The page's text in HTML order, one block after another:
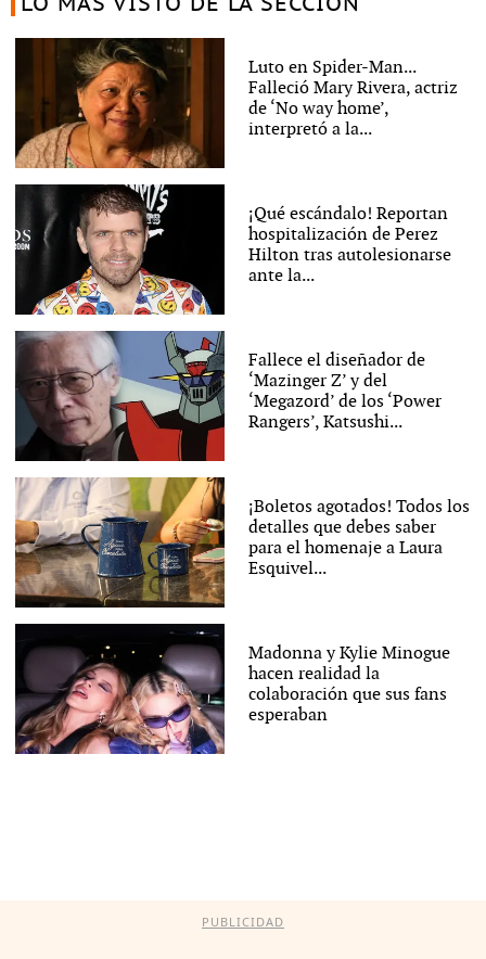
Luto en Spider-Man...
Falleció Mary Rivera, actriz
de ‘No way home’,
interpretó a la...
¡Qué escándalo! Reportan
hospitalización de Perez
Hilton tras autolesionarse
ante la...
Fallece el diseñador de
‘Mazinger Z’ y del
‘Megazord’ de los ‘Power
Rangers’, Katsushi...
¡Boletos agotados! Todos los
detalles que debes saber
para el homenaje a Laura
Esquivel...
Madonna y Kylie Minogue
hacen realidad la
colaboración que sus fans
esperaban
PUBLICIDAD